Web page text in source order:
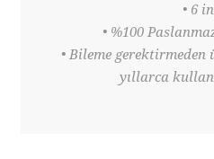
• 6
• %100
• Bileme
yıllarca